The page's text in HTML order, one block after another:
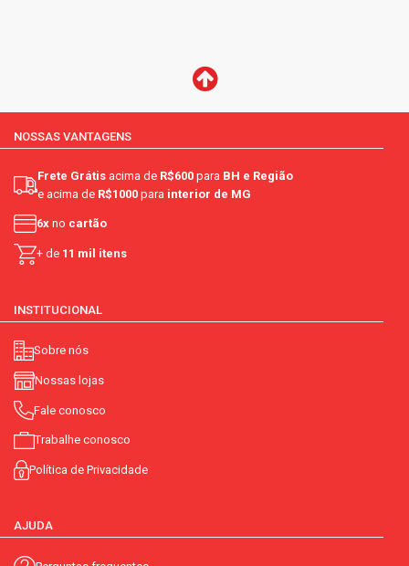
NOSSAS VANTAGENS
Frete Grátis acima de R$600 para BH e Região
e acima de R$1000 para interior de MG
6x no cartão
+ de 11 mil itens
INSTITUCIONAL
Sobre nós
Nossas lojas
Fale conosco
Trabalhe conosco
Política de Privacidade
AJUDA